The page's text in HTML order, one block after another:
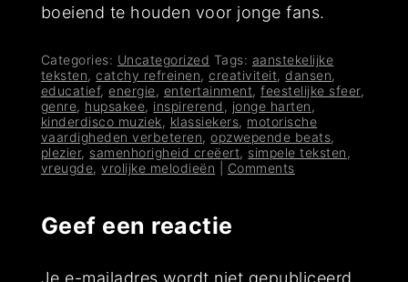
boeiend te houden voor jonge fans.
Categories: Uncategorized Tags: aanstekelijke
teksten,catchy refreinen,creativiteit,dansen,
educatief,energie, entertainment,feestelijke sfeer,
genre, hupsakee, inspirerend , jonge harten ,
kinderdisco muziek, klassiekers, motorische
vaardigheden verbeteren,opzwepende beats,
plezier, samenhorigheid creëert, simpele teksten ,
vreugde,vrolijke melodieën Comments
Geef een reactie